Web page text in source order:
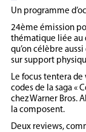
Un programme
24ème émission
thématique liée au
qu’on célèbre
sur support
Le focus tentera
codes de la saga «
chez Warner Bros.
la composent.
Deux reviews,